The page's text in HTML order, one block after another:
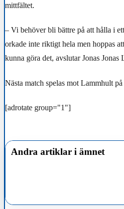
mittfältet.
– Vi behöver bli bättre på att hålla i
orkade inte riktigt hela men hoppas
kunna göra det, avslutar Jonas Jonas
Nästa match spelas mot Lammhult
[adrotate group="1"]
Andra artiklar i ämnet